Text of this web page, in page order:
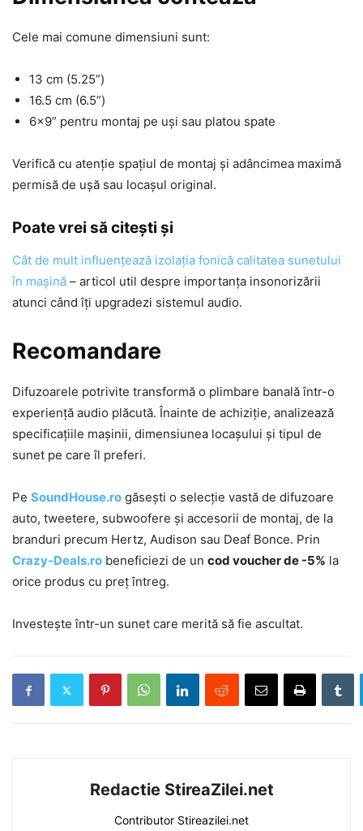
Cele mai comune dimensiuni sunt:
13 cm (5.25”)
16.5 cm (6.5”)
6×9” pentru montaj pe uși sau platou spate
Verifică cu atenție spațiul de montaj și adâncimea maximă
permisă de ușă sau locașul original.
Poate vrei să citești și
Cât de mult influențează izolația fonică calitatea sunetului
în mașină – articol util despre importanța insonorizării
atunci când îți upgradezi sistemul audio.
Recomandare
Difuzoarele potrivite transformă o plimbare banală într-o
experiență audio plăcută. Înainte de achiziție, analizează
specificațiile mașinii, dimensiunea locașului și tipul de
sunet pe care îl preferi.
Pe SoundHouse.ro găsești o selecție vastă de difuzoare
auto, tweetere, subwoofere și accesorii de montaj, de la
branduri precum Hertz, Audison sau Deaf Bonce. Prin
Crazy-Deals.ro beneficiezi de un cod voucher de -5% la
orice produs cu preț întreg.
Investește într-un sunet care merită să fie ascultat.
Redactie StireaZilei.net
Contributor Stireazilei.net